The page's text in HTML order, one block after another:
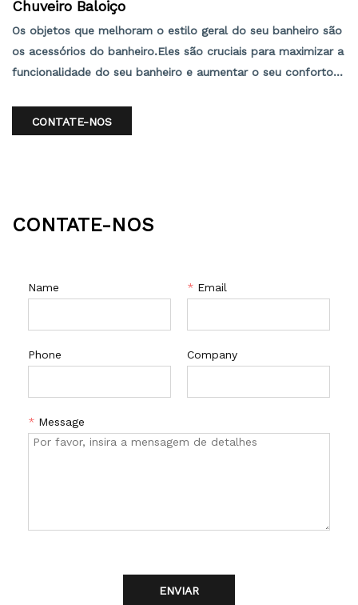
Chuveiro Baloiço
Os objetos que melhoram o estilo geral do seu banheiro são
os acessórios do banheiro.Eles são cruciais para maximizar a
funcionalidade do seu banheiro e aumentar o seu conforto
CONTATE-NOS
CONTATE-NOS
Name * Email
Phone Company
* Message
ENVIAR